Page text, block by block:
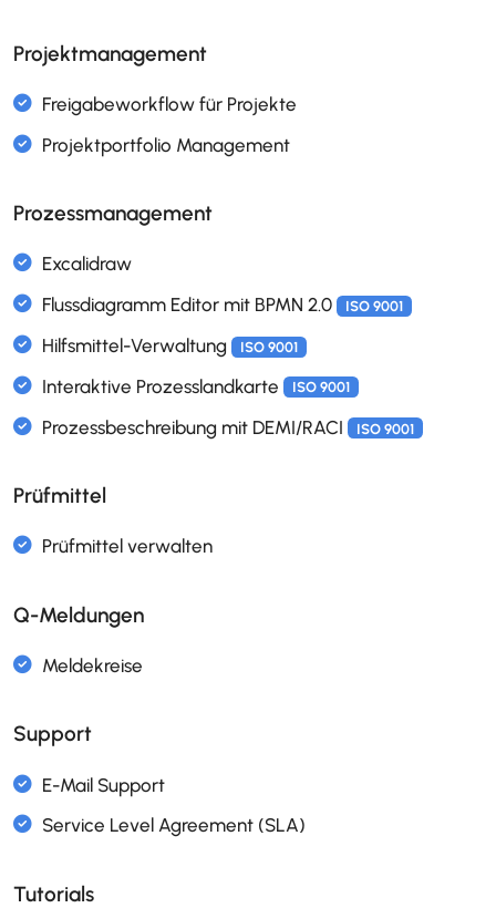
Aufbauorganisation
Dienstjubiläen
ISO 9001
Geburtstagsliste
Monatsabschluss
Organigramm
Personaladministration
Skills- und Kompetenzenmanagement
Stellenbeschreibungen
Projektmanagement
Freigabeworkflow für Projekte
Projektportfolio Management
Prozessmanagement
Prüfmittel
Q-Meldungen
Support
Tutorials